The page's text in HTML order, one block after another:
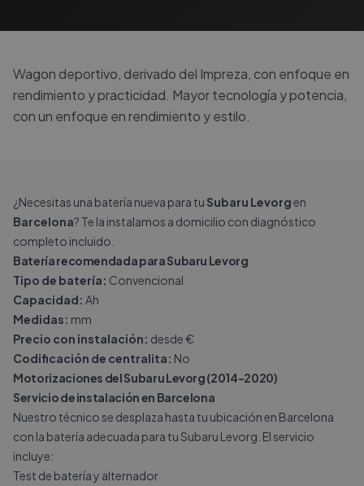
Wagon deportivo, derivado del Impreza, con enfoque en
rendimiento y practicidad. Mayor tecnología y potencia,
con un enfoque en rendimiento y estilo.
¿Necesitas una batería nueva para tu Subaru Levorgen
Barcelona? Te la instalamos a domicilio con diagnóstico
completo incluido.
Batería recomendada para Subaru Levorg
Tipo de batería: Convencional
Capacidad: Ah
Medidas: mm
Precio con instalación: desde €
Codificación de centralita: No
Motorizaciones del Subaru Levorg (2014-2020)
Servicio de instalación en Barcelona
Nuestro técnico se desplaza hasta tu ubicación en Barcelona
con la batería adecuada para tu Subaru Levorg. El servicio
incluye:
Test de batería y alternador